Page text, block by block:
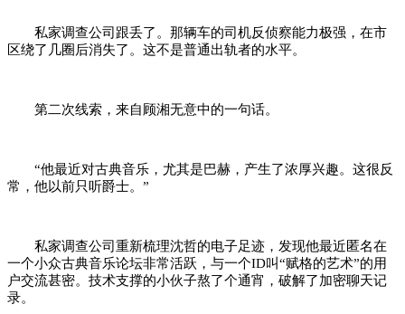
私家调查公司跟丢了。那辆车的司机反侦察能力极强，在市
区绕了几圈后消失了。这不是普通出轨者的水平。
第二次线索，来自顾湘无意中的一句话。
“他最近对古典音乐，尤其是巴赫，产生了浓厚兴趣。这很反
常，他以前只听爵士。”
私家调查公司重新梳理沈哲的电子足迹，发现他最近匿名在
一个小众古典音乐论坛非常活跃，与一个ID叫“赋格的艺术”的用
户交流甚密。技术支撑的小伙子熬了个通宵，破解了加密聊天记
录。